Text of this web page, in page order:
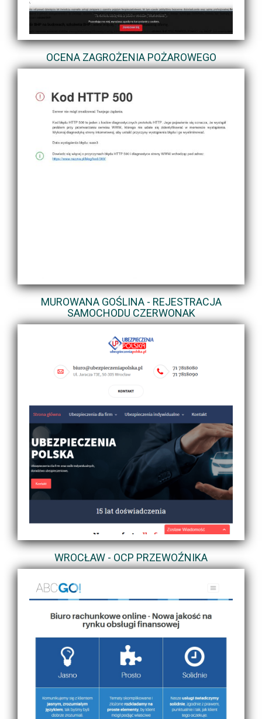
OCENA ZAGROŻENIA POŻAROWEGO
MUROWANA GOŚLINA - REJESTRACJA
SAMOCHODU CZERWONAK
WROCŁAW - OCP PRZEWOŹNIKA